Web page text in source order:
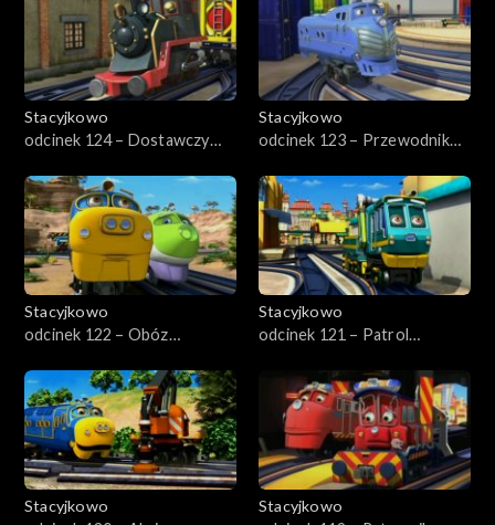
Stacyjkowo
odcinek 124 – Dostawczy
Stacyjkowo
odcinek 123 – Przewodnik
Stacyjkowo
odcinek 122 – Obóz
Stacyjkowo
odcinek 121 – Patrol
Stacyjkowo
Stacyjkowo